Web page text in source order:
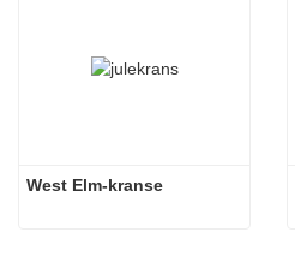
West Elm-kranse